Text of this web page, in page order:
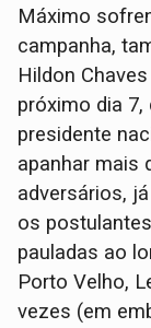
Máximo
campanha,
Hildon
próximo dia
presidente
apanhar mais
adversários,
os
pauladas ao
Porto Velho,
vezes (em